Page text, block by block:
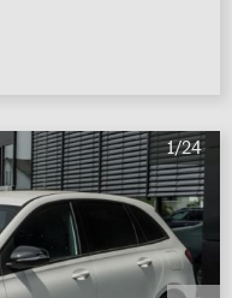
1/24